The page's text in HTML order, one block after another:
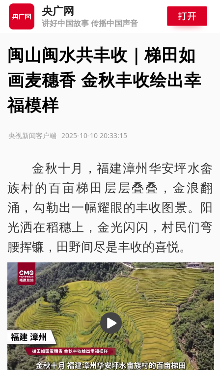
央广网
讲好中国故事 传播中国声音
闽山闽水共丰收｜梯田如
画麦穗香 金秋丰收绘出幸
福模样
2025-10-10 20:33:15
央视新闻客户端
金秋十月，福建漳州华安坪水畲
族村的百亩梯田层层叠叠，金浪翻
涌，勾勒出一幅耀眼的丰收图景。阳
光洒在稻穗上，金光闪闪，村民们弯
腰挥镰，田野间尽是丰收的喜悦。
播
放